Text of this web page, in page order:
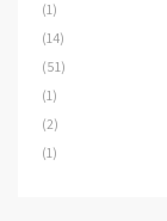
(1)
(14)
(51)
(1)
(2)
(1)